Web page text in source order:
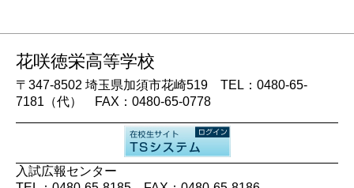
花咲徳栄高等学校
〒347-8502 埼玉県加須市花崎519 TEL：0480-65-
7181（代） FAX：0480-65-0778
入試広報センター